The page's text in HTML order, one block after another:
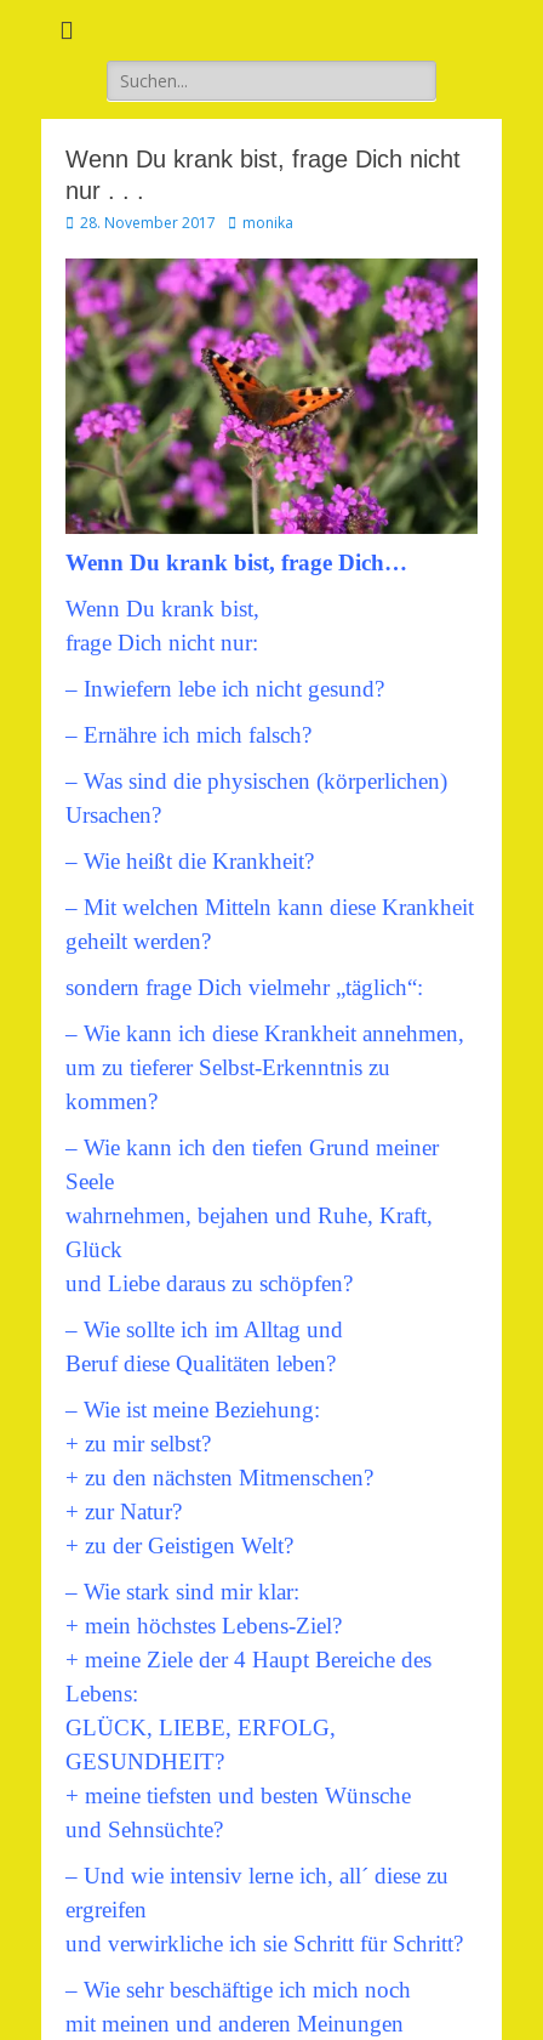
Suchen
nach:
Wenn Du krank bist, frage Dich nicht
nur . . .
Veröffentlicht
28. November 2017 Autor
monika
Wenn Du krank bist, frage Dich…
Wenn Du krank bist,
frage Dich nicht nur:
– Inwiefern lebe ich nicht gesund?
– Ernähre ich mich falsch?
– Was sind die physischen (körperlichen)
Ursachen?
– Wie heißt die Krankheit?
– Mit welchen Mitteln kann diese Krankheit
geheilt werden?
sondern frage Dich vielmehr „täglich“:
– Wie kann ich diese Krankheit annehmen,
um zu tieferer Selbst-Erkenntnis zu
kommen?
– Wie kann ich den tiefen Grund meiner
Seele
wahrnehmen, bejahen und Ruhe, Kraft,
Glück
und Liebe daraus zu schöpfen?
– Wie sollte ich im Alltag und
Beruf diese Qualitäten leben?
– Wie ist meine Beziehung:
+ zu mir selbst?
+ zu den nächsten Mitmenschen?
+ zur Natur?
+ zu der Geistigen Welt?
– Wie stark sind mir klar:
+ mein höchstes Lebens-Ziel?
+ meine Ziele der 4 Haupt Bereiche des
Lebens:
GLÜCK, LIEBE, ERFOLG,
GESUNDHEIT?
+ meine tiefsten und besten Wünsche
und Sehnsüchte?
– Und wie intensiv lerne ich, all´ diese zu
ergreifen
und verwirkliche ich sie Schritt für Schritt?
– Wie sehr beschäftige ich mich noch
mit meinen und anderen Meinungen